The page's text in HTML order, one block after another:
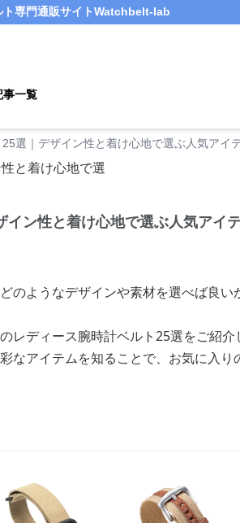
専門通販サイトWatchbelt-lab
事一覧
選｜デザイン性と着け心地で選ぶ人気アイ
ン性と着け心地で選ぶ人気アイ
のようなデザインや素材を選べば良
ディース腕時計ベルト25選をご紹介
なアイテムを知ることで、お気に入り